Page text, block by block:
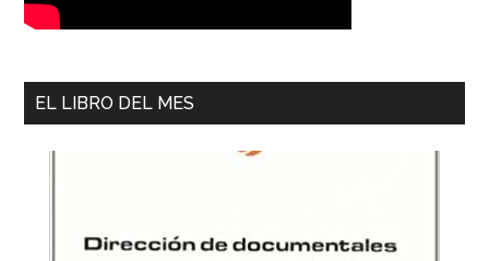
EL LIBRO DEL MES